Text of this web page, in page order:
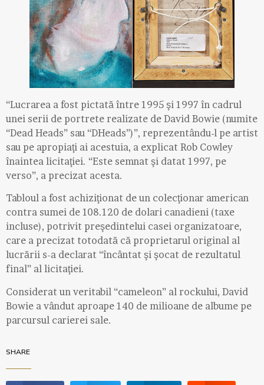
“Lucrarea a fost pictată între 1995 şi 1997 în cadrul
unei serii de portrete realizate de David Bowie (numite
“Dead Heads” sau “DHeads”)”, reprezentându-l pe artist
sau pe apropiaţi ai acestuia, a explicat Rob Cowley
înaintea licitaţiei. “Este semnat şi datat 1997, pe
verso”, a precizat acesta.
Tabloul a fost achiziţionat de un colecţionar american
contra sumei de 108.120 de dolari canadieni (taxe
incluse), potrivit preşedintelui casei organizatoare,
care a precizat totodată că proprietarul original al
lucrării s-a declarat “încântat şi şocat de rezultatul
final” al licitaţiei.
Considerat un veritabil “cameleon” al rockului, David
Bowie a vândut aproape 140 de milioane de albume pe
parcursul carierei sale.
SHARE